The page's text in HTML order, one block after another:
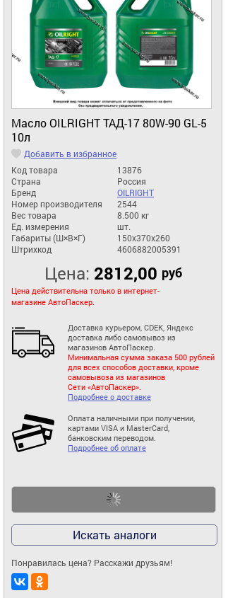
Масло OILRIGHT ТАД-17 80W-90 GL-5
10л
Добавить в избранное
Код товара
13876
Страна
Россия
Бренд
OILRIGHT
Номер производителя
2544
Вес товара
8.500 кг
Ед. измерения
шт.
Габариты (Ш×В×Г)
150x370x260
Штрихкод
4606882005391
Цена: 2812,00 руб
Цена действительна только в интернет-
магазине АвтоПаскер.
Доставка курьером, CDEK, Яндекс
доставка либо самовывоз из
магазинов АвтоПаскер.
Минимальная сумма заказа 500 рублей
для всех способов доставки, кроме
самовывоза из магазинов
Сети «АвтоПаскер».
Подробнее о доставке
Оплата наличными при получении,
картами VISA и MasterCard,
банковским переводом.
Подробнее об оплате
Искать аналоги
Понравилась цена? Расскажи друзьям!